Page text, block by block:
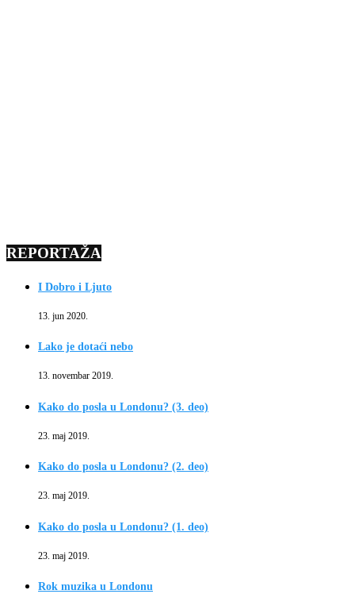
REPORTAŽA
I Dobro i Ljuto
13. jun 2020.
Lako je dotaći nebo
13. novembar 2019.
Kako do posla u Londonu? (3. deo)
23. maj 2019.
Kako do posla u Londonu? (2. deo)
23. maj 2019.
Kako do posla u Londonu? (1. deo)
23. maj 2019.
Rok muzika u Londonu